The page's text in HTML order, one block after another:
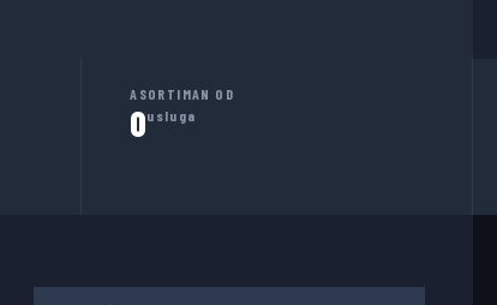
ASORTIMAN OD
0usluga